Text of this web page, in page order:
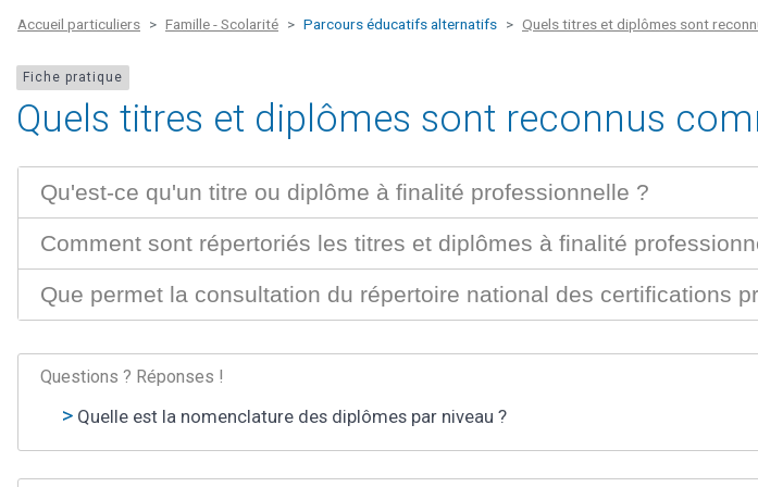
Accueil particuliers Famille - Scolarité Parcours éducatifs alternatifs Quels titres et diplômes sont
Fiche pratique
Quels titres et diplômes sont reconnus
Qu'est-ce qu'un titre ou diplôme à finalité professionnelle ?
Comment sont répertoriés les titres et diplômes à finalité
Que permet la consultation du répertoire national des certifications
Questions ? Réponses !
Quelle est la nomenclature des diplômes par niveau ?